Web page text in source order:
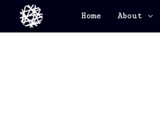
Home About